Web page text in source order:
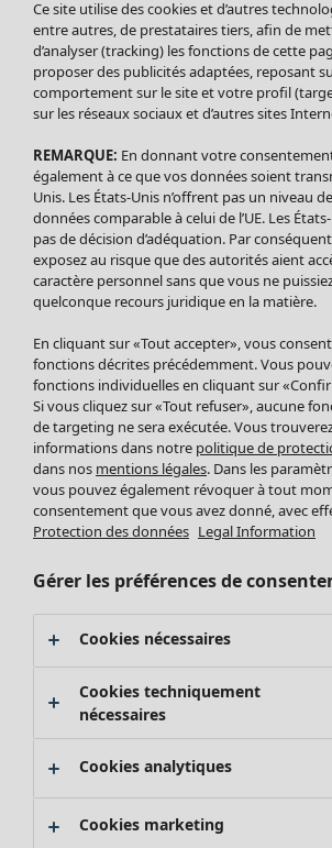
Soldes Vêtements
Tous les vêtements
Robes
Tuniques
Blouses
Tops
Gilets
Pantalon
Jupes
Leggings et collants
Accessoires
Chaussures
Vêtements de bain
Basics
Soldes Mobilier
Bonnes affaires déco
Décoration
Textiles
Tapis
Éponge
Promos SOLDES
Les promos de Gudrun Sjödén
Nouvel arrivage
Ce site utilise des cookies et d’autres
entre autres, de prestataires tiers, afin de
d’analyser (tracking) les fonctions de cette
proposer des publicités adaptées, reposant
comportement sur le site et votre profil
sur les réseaux sociaux et d’autres sites
REMARQUE: En donnant votre
également à ce que vos données soient
Unis. Les États-Unis n’offrent pas un niveau
données comparable à celui de l’UE. Les
pas de décision d’adéquation. Par
exposez au risque que des autorités aient
caractère personnel sans que vous ne
quelconque recours juridique en la matière.
En cliquant sur «Tout accepter», vous
fonctions décrites précédemment. Vous
fonctions individuelles en cliquant sur
Si vous cliquez sur «Tout refuser», aucune
de targeting ne sera exécutée. Vous
informations dans notre politique de
dans nos mentions légales. Dans les
vous pouvez également révoquer à tout
consentement que vous avez donné, avec
Protection des données Legal Information
Gérer les préférences de
Cookies nécessaires
Cookies techniquement
nécessaires
Cookies analytiques
Cookies marketing